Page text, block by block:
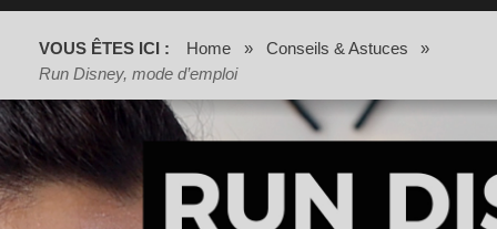
VOUS ÊTES ICI : Home » Conseils & Astuces
»
Run Disney, mode d’emploi